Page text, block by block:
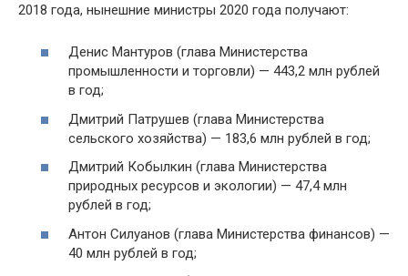
2018 года, нынешние министры 2020 года получают:
Денис Мантуров (глава Министерства
промышленности и торговли) — 443,2 млн рублей
в год;
Дмитрий Патрушев (глава Министерства
сельского хозяйства) — 183,6 млн рублей в год;
Дмитрий Кобылкин (глава Министерства
природных ресурсов и экологии) — 47,4 млн
рублей в год;
Антон Силуанов (глава Министерства финансов) —
40 млн рублей в год;